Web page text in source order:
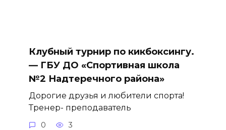
Клубный турнир по кикбоксингу.
— ГБУ ДО «Спортивная школа
№2 Надтеречного района»
Дорогие друзья и любители спорта!
Тренер- преподаватель
0 3